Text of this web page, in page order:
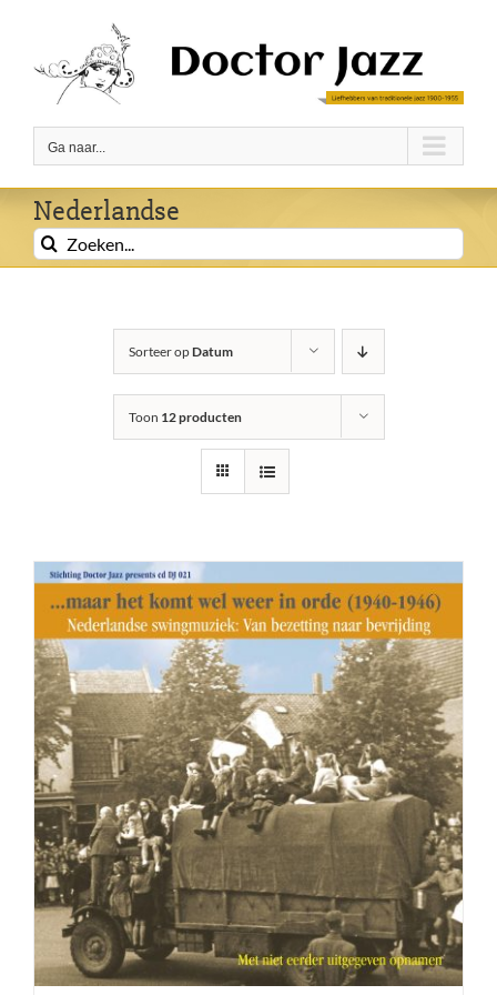
inhoud
Ga naar...
Nederlandse
Zoeken
naar:
Sorteer opDatum
Toon 12 producten